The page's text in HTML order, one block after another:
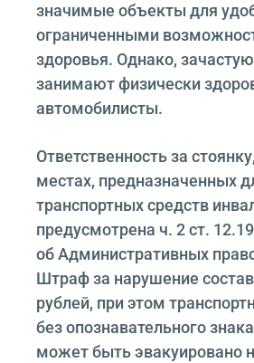
значимые объекты для
ограниченными
здоровья. Однако,
занимают физически
автомобилисты.
Ответственность за
местах, предназначенных
транспортных средств
предусмотрена ч. 2 ст.
об Административных
Штраф за нарушение
рублей, при этом
без опознавательного
может быть эвакуировано